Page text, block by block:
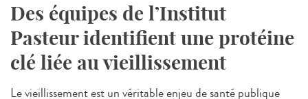
Des équipes de l’Institut
Pasteur identifient une protéine
clé liée au vieillissement
Le vieillissement est un véritable enjeu de santé publique